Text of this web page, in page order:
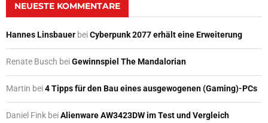
NEUESTE KOMMENTARE
Hannes Linsbauer beiCyberpunk 2077 erhält eine Erweiterung
Renate Busch beiGewinnspiel The Mandalorian
Martin bei4 Tipps für den Bau eines ausgewogenen (Gaming)-PCs
Daniel Fink beiAlienware AW3423DW im Test und Vergleich